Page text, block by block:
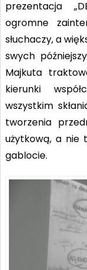
prezentacja
ogromne
słuchaczy, a
swych
Majkuta
kierunki
wszystkim
tworzenia
użytkową, a nie
gablocie.